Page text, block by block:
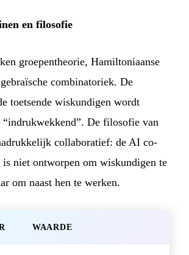
en filosofie
groepentheorie, Hamiltoniaanse
combinatoriek. De
toetsende wiskundigen wordt
“indrukwekkend”. De filosofie van
collaboratief: de AI co-
is niet ontworpen om wiskundigen te
om naast hen te werken.
WAARDE